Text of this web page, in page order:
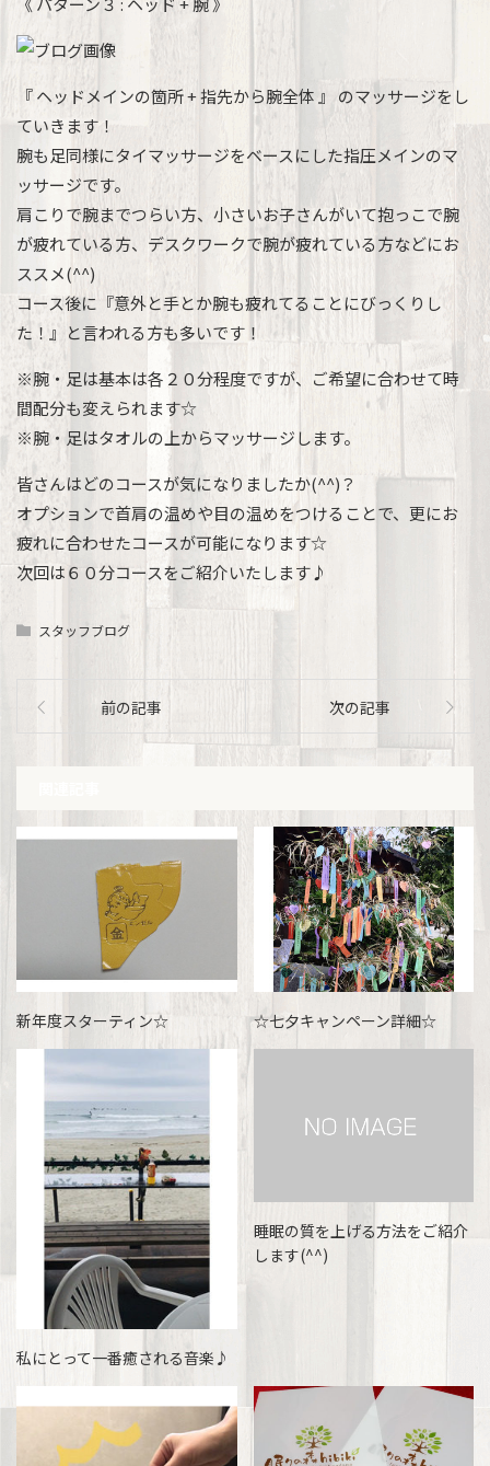
『 ヘッドメインの箇所 + 指先から腕全体 』 のマッサージをし
ていきます！
腕も足同様にタイマッサージをベースにした指圧メインのマ
ッサージです。
肩こりで腕までつらい方、小さいお子さんがいて抱っこで腕
が疲れている方、デスクワークで腕が疲れている方などにお
ススメ(^^)
コース後に『意外と手とか腕も疲れてることにびっくりし
た！』と言われる方も多いです！
※腕・足は基本は各２０分程度ですが、ご希望に合わせて時
間配分も変えられます☆
※腕・足はタオルの上からマッサージします。
皆さんはどのコースが気になりましたか(^^)？
オプションで首肩の温めや目の温めをつけることで、更にお
疲れに合わせたコースが可能になります☆
次回は６０分コースをご紹介いたします♪
スタッフブログ
前の記事 次の記事
新年度スターティン☆ ☆七夕キャンペーン詳細☆
私にとって一番癒される音楽♪
睡眠の質を上げる方法をご紹介
します(^^)